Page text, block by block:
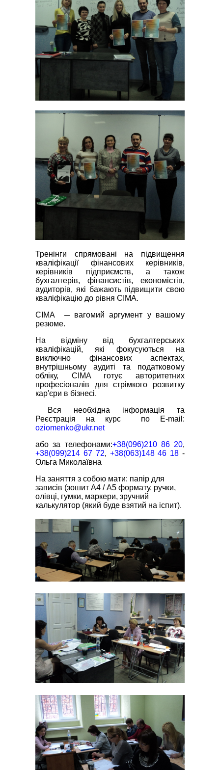
Тренінги спрямовані на підвищення
кваліфікації фінансових керівників,
керівників підприємств, а також
бухгалтерів, фінансистів, економістів,
аудиторів, які бажають підвищити свою
кваліфікацію до рівня СIMA.
СІМА ─ вагомий аргумент у вашому
резюме.
На відміну від бухгалтерських
кваліфікацій, які фокусуються на
виключно фінансових аспектах,
внутрішньому аудиті та податковому
обліку, CIMA готує авторитетних
професіоналів для стрімкого розвитку
кар'єри в бізнесі.
Вся необхідна інформація та
Реєстрація на курс
по E-mail:
oziomenko@ukr.net
або за телефонами:+38(096)210 86 20,
+38(099)214 67 72, +38(063)148 46 18 -
Ольга Миколаївна
На заняття з собою мати: папір для
записів (зошит А4 / A5 формату, ручки,
олівці, гумки, маркери, зручний
калькулятор (який буде взятий на іспит).